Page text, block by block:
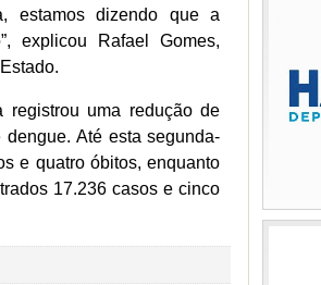
estamos dizendo que a
explicou Rafael Gomes,
uma redução de
Até esta segunda-
e quatro óbitos, enquanto
17.236 casos e cinco